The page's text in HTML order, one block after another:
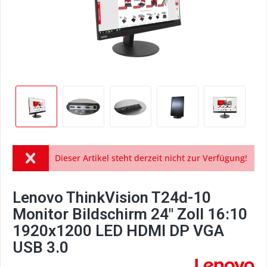
Dieser Artikel steht derzeit nicht zur Verfügung!
Lenovo ThinkVision T24d-10
Monitor Bildschirm 24" Zoll 16:10
1920x1200 LED HDMI DP VGA
USB 3.0